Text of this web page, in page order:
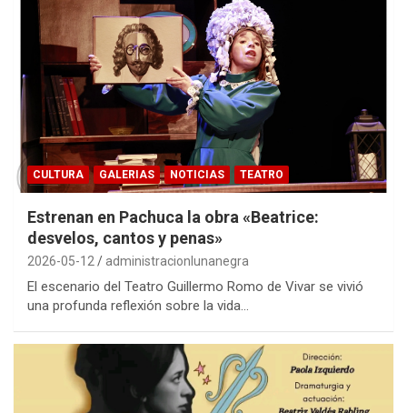
CULTURA GALERIAS NOTICIAS TEATRO
Estrenan en Pachuca la obra «Beatrice:
desvelos, cantos y penas»
2026-05-12 administracionlunanegra
El escenario del Teatro Guillermo Romo de Vivar se vivió
una profunda reflexión sobre la vida…